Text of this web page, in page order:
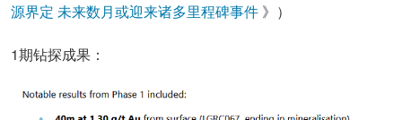
源界定 未来数月或迎来诸多里程碑事件 》）
1期钻探成果：